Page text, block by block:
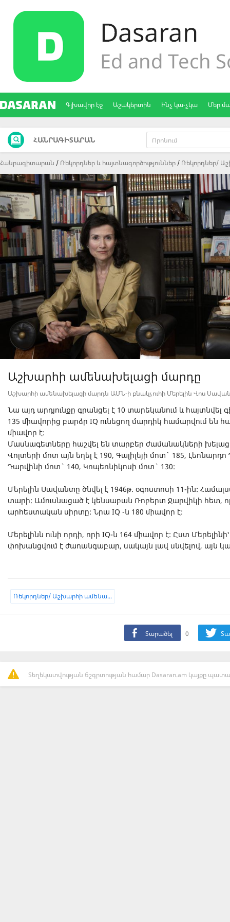
Գլխավոր էջ Աշակերտին Ինչ կա-չկա Մեր
ՀԱՆՐԱԳԻՏԱՐԱՆ
Հանրագիտարան Ռեկորդներ և հայտնագործություններ Ռեկորդներ/
Աշխարհի ամենախելացի մարդը
Աշխարհի ամենախելացի մարդն ԱՄՆ-ի բնակչուհի Մերելին Վոս
Նա այդ արդյունքը գրանցել է 10 տարեկանում և հայտնվել
135 միավորից բարձր IQ ունեցող մարդիկ համարվում են
միավոր է:
Մասնագետները հաշվել են տարբեր ժամանակների
Վոլտերի մոտ այն եղել է 190, Գալիլեյի մոտ` 185,
Դարվինի մոտ` 140, Կոպեռնիկոսի մոտ` 130:
Մերելին Սավանտը ծնվել է 1946թ. օգոստոսի 11-ին:
տարի: Ամուսնացած է կենսաբան Ռոբերտ Ջարվիկի հետ,
արհեստական սիրտը: Նրա IQ -ն 180 միավոր է:
Մերելինն ունի որդի, որի IQ-ն 164 միավոր է: Ըստ
փոխանցվում է ժառանգաբար, սակայն լավ սնվելով, այն
Ռեկորդներ/ Աշխարհի ամենա...
Տարածել 0
Տեղեկատվության ճշգրտության համար Dasaran.am կայքը